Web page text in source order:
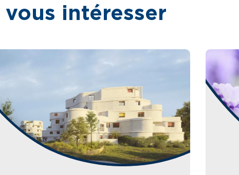
intéresser